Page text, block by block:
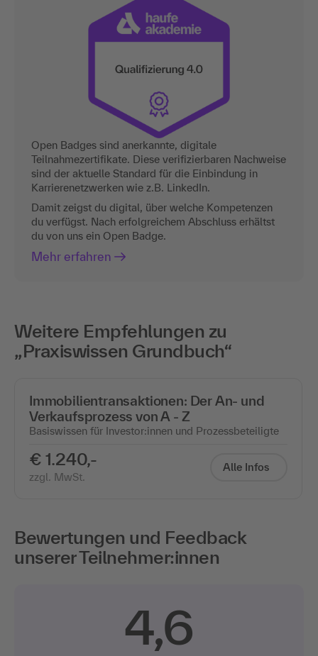
Open Badges sind anerkannte, digitale
Teilnahmezertifikate. Diese verifizierbaren Nachweise
sind der aktuelle Standard für die Einbindung in
Karrierenetzwerken wie z.B. LinkedIn.
Damit zeigst du digital, über welche Kompetenzen
du verfügst. Nach erfolgreichem Abschluss erhältst
du von uns ein Open Badge.
Mehr erfahren
Weitere Empfehlungen zu
„Praxiswissen Grundbuch“
Immobilientransaktionen: Der An- und
Verkaufsprozess von A - Z
Basiswissen für Investor:innen und Prozessbeteiligte
€ 1.240,-
zzgl. MwSt.
Alle Infos
Bewertungen und Feedback
unserer Teilnehmer:innen
4,6